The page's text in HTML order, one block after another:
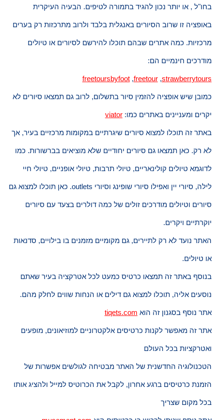
בחו"ל , או יותר נכון להגיד בתמורה לטיפים. הבעיה העיקרית
באופציה זו שרוב הסיורים באנגלית בלבד ולרוב מתרכזות רק בערים
מרכזיות. כמה אתרים שבהם תוכלו להירשם לסיורים או טיולים
מודרכים חינמיים הם:
freetoursbyfoot,freetour,strawberrytours
כמובן שיש אופציה להזמין סיור בתשלום, לרוב גם תמצאו סיורים לא
יקרים ומעניינים באתרים כמו:viator
באתר זה תוכלו למצוא סיורים שיגרתיים במקומות מרכזיים בעיר, אך
לא רק. כאן תמצאו גם סיורים יחודיים שלא מוציאים בברשורות. כמו
לדוגמא טיולים קולינאריים, טיולי תרבות, טיולי אופניים, טיולי חיי
לילה, סיורי יין ואפילו סיורי שופינג וסיורי outlets. כאן תוכלו למצוא גם
סיורים וטיולים מודרכים זולים של כמה דולרים בצעד עם סיורים
יוקרתיים ויקרים.
האתר נועד לא רק לתיירים, גם מקומיים מזמנים בו בילויים, סדנאות
או טיולים.
בנוסף באתר זה תמצאו כרטיס כמעט לכל אטרקציה בעיר שאתם
נוסעים אליה, תוכלו למצוא גם דילים או הנחות שווים לחלק מהם.
אתר נוסף בסגנון זה הוא tiqets.com
אתר זה מאפשר לקנות כרטיסים אלקטרוניים למוזיאונים, מופעים
ואטרקציות בכל העולם
הטכנולוגיה החדשנית של האתר מבטיחה לגולשים אפשרות של
הזמנת כרטיסים ברגע אחרון, לקבל את הכרוטיס למייל ולהציג אותו
בכל מקום שצריך